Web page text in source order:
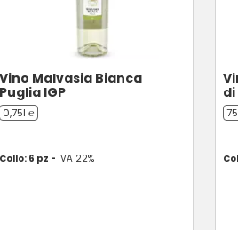
Vino Malvasia Bianca
Puglia IGP
0,75l ℮
Collo: 6 pz - IVA 22%